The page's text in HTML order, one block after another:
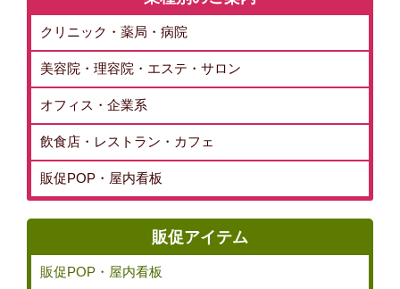
クリニック・薬局・病院
美容院・理容院・エステ・サロン
オフィス・企業系
飲食店・レストラン・カフェ
販促POP・屋内看板
販促アイテム
販促POP・屋内看板